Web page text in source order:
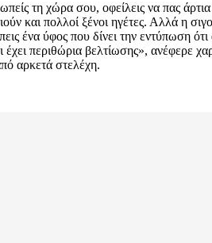
τη χώρα σου, οφείλεις να πας
και πολλοί ξένοι ηγέτες. Αλλά η
ένα ύφος που δίνει την εντύπωση
περιθώρια βελτίωσης», ανέφερε
αρκετά στελέχη.